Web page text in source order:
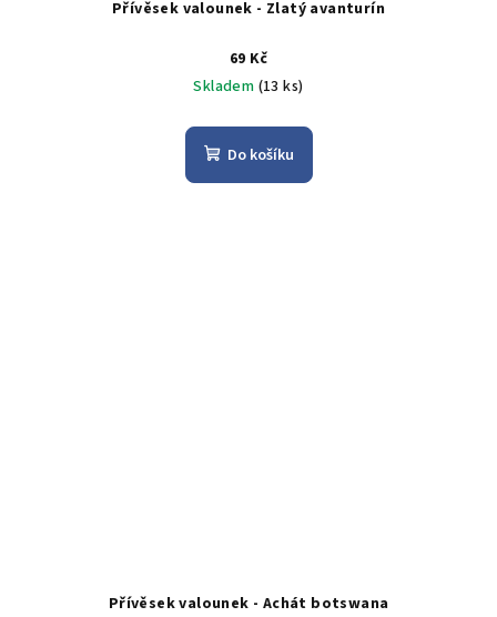
Přívěsek valounek - Zlatý avanturín
69 Kč
Skladem (13 ks)
Do košíku
Přívěsek valounek - Achát botswana